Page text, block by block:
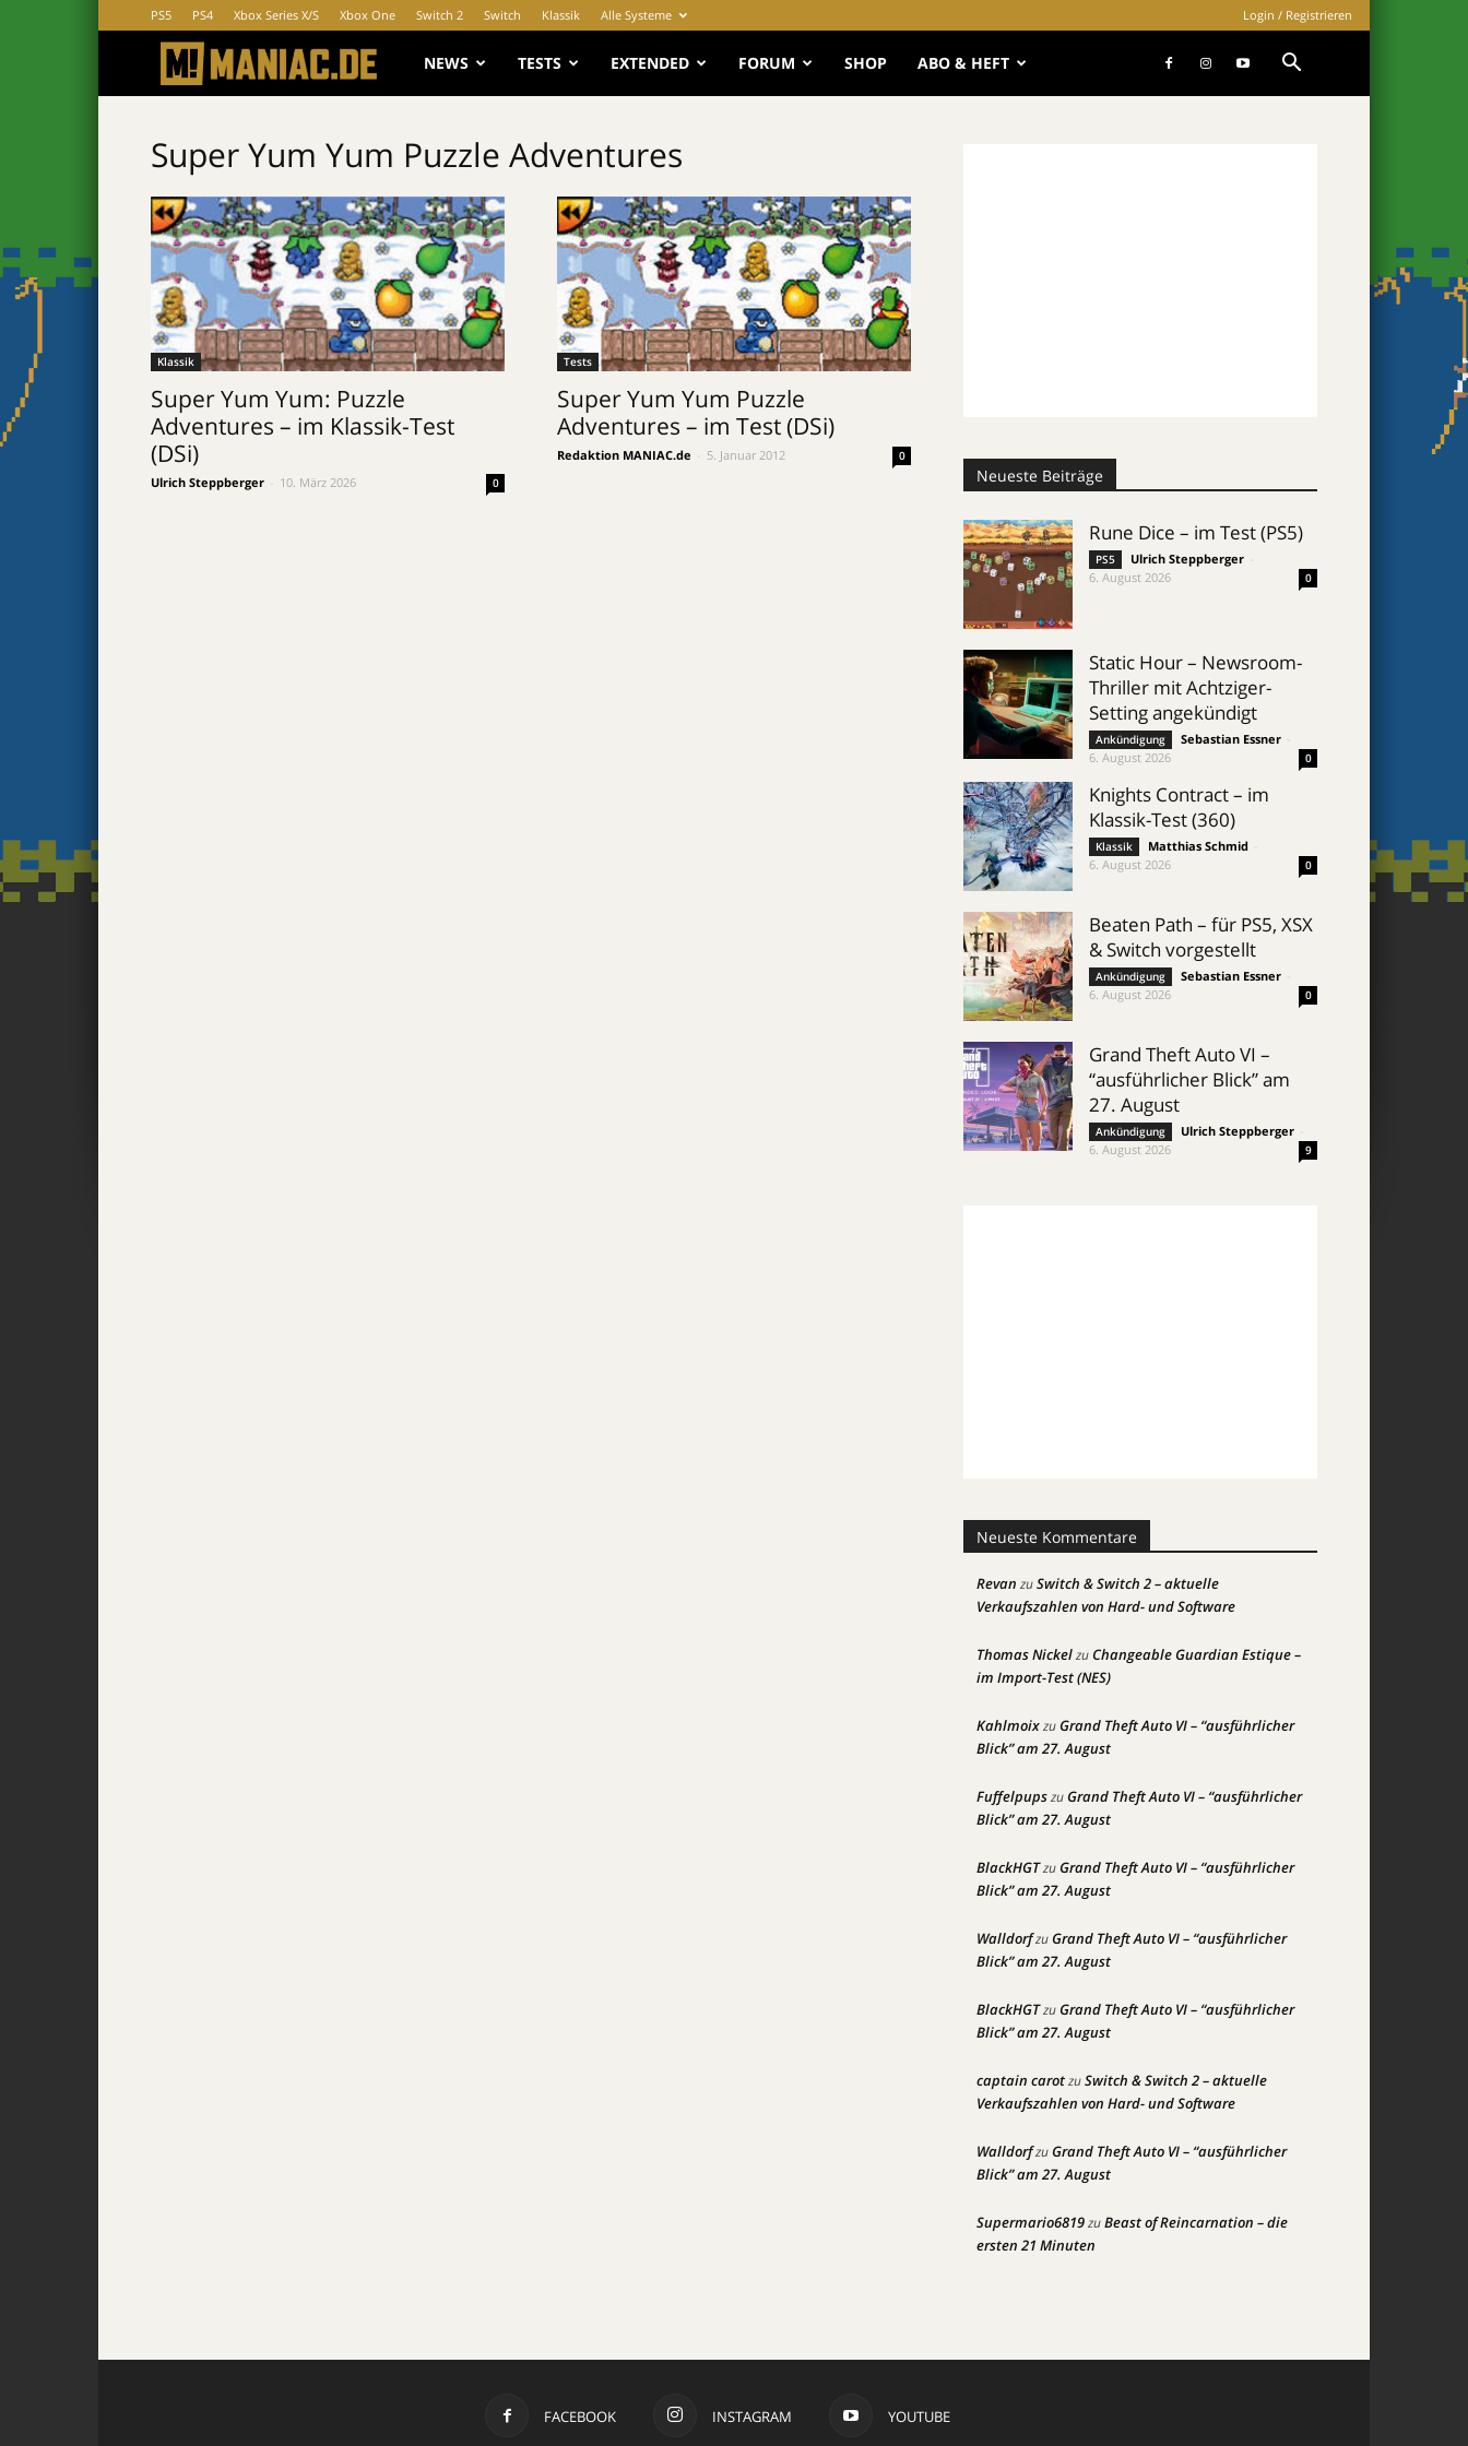
PS5 PS4 Xbox Series X/S Xbox One Switch 2 Switch Klassik Alle Systeme Login / Registrieren
MANIAC.de
NEWS TESTS EXTENDED FORUM SHOP ABO & HEFT
Super Yum Yum Puzzle Adventures
Klassik
Super Yum Yum: Puzzle
Adventures – im Klassik-Test
(DSi)
Ulrich Steppberger 10. März 2026 0
Tests
Super Yum Yum Puzzle
Adventures – im Test (DSi)
Redaktion MANIAC.de 5. Januar 2012 0
Neueste Beiträge
Rune Dice – im Test (PS5)
PS5 Ulrich Steppberger
6. August 2026
0
Static Hour – Newsroom-
Thriller mit Achtziger-
Setting angekündigt
Ankündigung Sebastian Essner
6. August 2026
0
Knights Contract – im
Klassik-Test (360)
Klassik Matthias Schmid
6. August 2026
0
Beaten Path – für PS5, XSX
& Switch vorgestellt
Ankündigung Sebastian Essner
6. August 2026
0
Grand Theft Auto VI –
“ausführlicher Blick” am
27. August
Ankündigung Ulrich Steppberger
6. August 2026
9
Neueste Kommentare
Revan zuSwitch & Switch 2 – aktuelle
Verkaufszahlen von Hard- und Software
Thomas NickelzuChangeable Guardian Estique –
im Import-Test (NES)
KahlmoixzuGrand Theft Auto VI – “ausführlicher
Blick” am 27. August
FuffelpupszuGrand Theft Auto VI – “ausführlicher
Blick” am 27. August
BlackHGTzuGrand Theft Auto VI – “ausführlicher
Blick” am 27. August
WalldorfzuGrand Theft Auto VI – “ausführlicher
Blick” am 27. August
BlackHGTzuGrand Theft Auto VI – “ausführlicher
Blick” am 27. August
captain carotzuSwitch & Switch 2 – aktuelle
Verkaufszahlen von Hard- und Software
WalldorfzuGrand Theft Auto VI – “ausführlicher
Blick” am 27. August
Supermario6819zuBeast of Reincarnation – die
ersten 21 Minuten
FACEBOOK INSTAGRAM YOUTUBE